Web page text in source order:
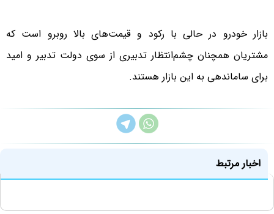
بازار خودرو در حالی با رکود و قیمت‌های بالا روبرو است که
مشتریان همچنان چشم‌انتظار تدبیری از سوی دولت تدبیر و امید
برای ساماندهی به این بازار هستند.
اخبار مرتبط